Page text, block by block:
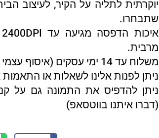
יוקרתית לתליה על הקיר, לעיצוב
שתבחרו.
מרבית.
משלוח עד 14 ימי עסקים (איסוף עצמי 3 ימי עסקים).
ניתן לפנות אלינו לשאלות או
ניתן להדפיס את התמונה גם על
(דברו איתנו בווטסאפ)